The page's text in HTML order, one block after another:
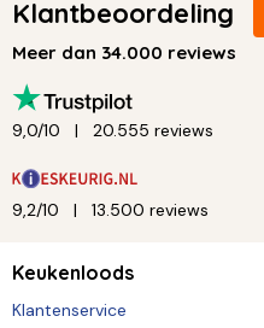
Klantbeoordeling
Meer dan 34.000 reviews
9,0/10 20.555 reviews
9,2/10 13.500 reviews
Keukenloods
Klantenservice